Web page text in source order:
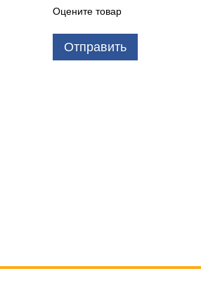
Оцените товар
Отправить